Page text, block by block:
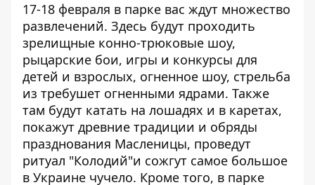
17-18 февраля в парке вас ждут множество
развлечений. Здесь будут проходить
зрелищные конно-трюковые шоу,
рыцарские бои, игры и конкурсы для
детей и взрослых, огненное шоу, стрельба
из требушет огненными ядрами. Также
там будут катать на лошадях и в каретах,
покажут древние традиции и обряды
празднования Масленицы, проведут
ритуал "Колодий"и сожгут самое большое
в Украине чучело. Кроме того, в парке